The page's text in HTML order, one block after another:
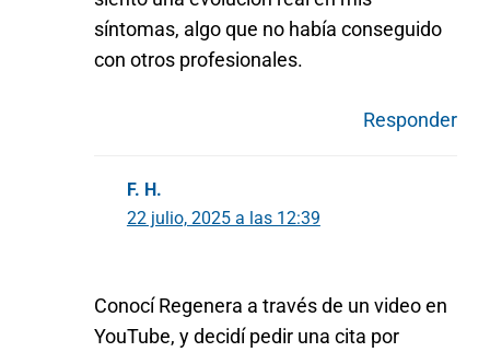
síntomas, algo que no había conseguido
con otros profesionales.
Responder
F. H.
22 julio, 2025 a las 12:39
Conocí Regenera a través de un video en
YouTube, y decidí pedir una cita por